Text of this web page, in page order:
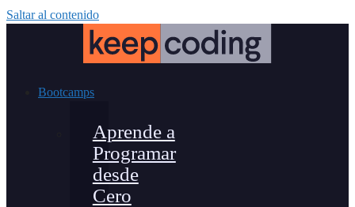
Saltar al contenido
Bootcamps
Aprende a
Programar
desde
Cero